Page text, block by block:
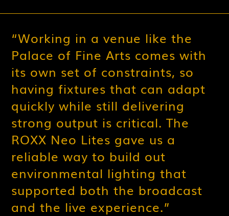
“Working in a venue like the
Palace of Fine Arts comes with
its own set of constraints, so
having fixtures that can adapt
quickly while still delivering
strong output is critical. The
ROXX Neo Lites gave us a
reliable way to build out
environmental lighting that
supported both the broadcast
and the live experience.”